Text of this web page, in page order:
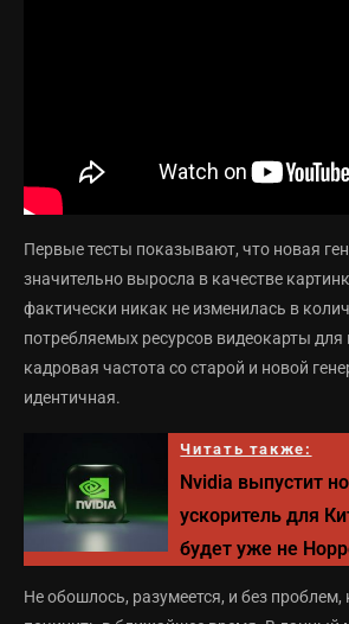
Первые тесты показывают, что новая
значительно выросла в качестве
фактически никак не изменилась в
потребляемых ресурсов видеокарты для
кадровая частота со старой и новой
идентичная.
Читать также:
Nvidia выпустит
ускоритель для
будет уже не
Не обошлось, разумеется, и без